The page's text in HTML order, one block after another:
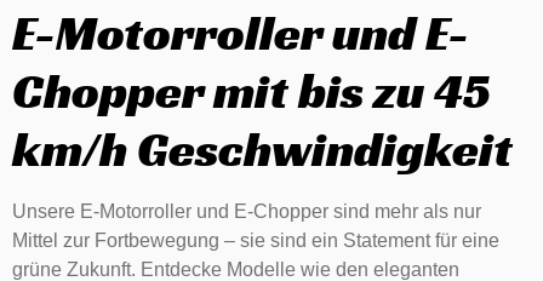
E-Motorroller und E-
Chopper mit bis zu 45
km/h Geschwindigkeit
Unsere E-Motorroller und E-Chopper sind mehr als nur
Mittel zur Fortbewegung – sie sind ein Statement für eine
grüne Zukunft. Entdecke Modelle wie den eleganten